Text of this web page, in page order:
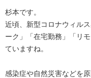
杉本です。
近頃、新型コロナウィル
ーク」「在宅勤務」「リ
ていますね。
感染症や自然災害などを